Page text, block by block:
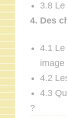
3.8
4. Des
4.1
image
4.2
4.3
?